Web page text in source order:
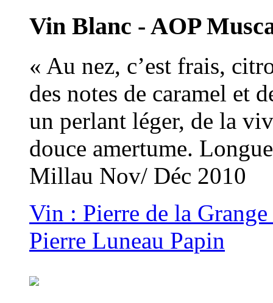
Vin Blanc - AOP
« Au nez, c’est frais,
des notes de caramel et
un perlant léger, de la
douce amertume.
Millau Nov/ Déc 2010
Vin : Pierre de la
Pierre Luneau Papin